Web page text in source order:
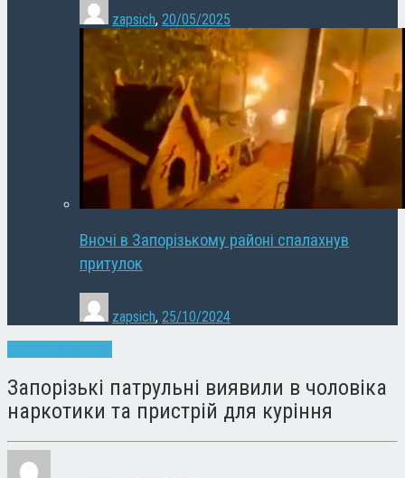
zapsich, 20/05/2025
Вночі в Запорізькому районі спалахнув
притулок
zapsich, 25/10/2024
Запорізькі патрульні виявили в чоловіка
наркотики та пристрій для куріння